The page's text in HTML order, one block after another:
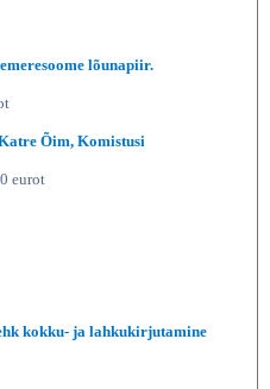
lõunapiir.
Õim, Komistusi
eurot
kokku- ja lahkukirjutamine